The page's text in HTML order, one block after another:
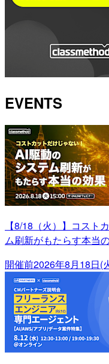
EVENTS
【8/18（火）】コスト
ム刷新がもたらす本当
開催前2026年8月18日(